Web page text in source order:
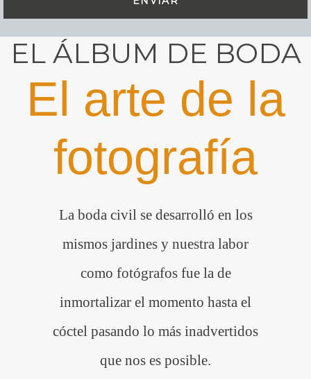
EL ÁLBUM DE BODA
El arte de la
fotografía
La boda civil se desarrolló en los
mismos jardines y nuestra labor
como fotógrafos fue la de
inmortalizar el momento hasta el
cóctel pasando lo más inadvertidos
que nos es posible.